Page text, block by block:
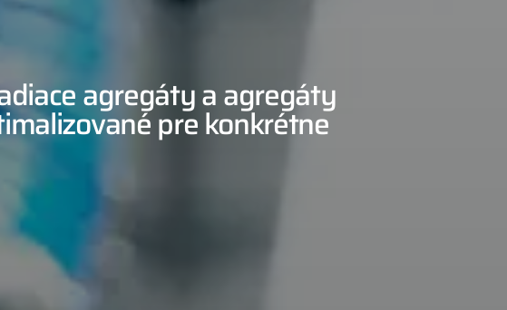
agregáty a agregáty
pre konkrétne